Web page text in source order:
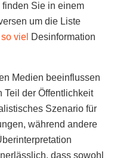
Sie in einem
um die Liste
viel Desinformation
Medien beeinflussen
Teil der Öffentlichkeit
Szenario für
während andere
dass sowohl